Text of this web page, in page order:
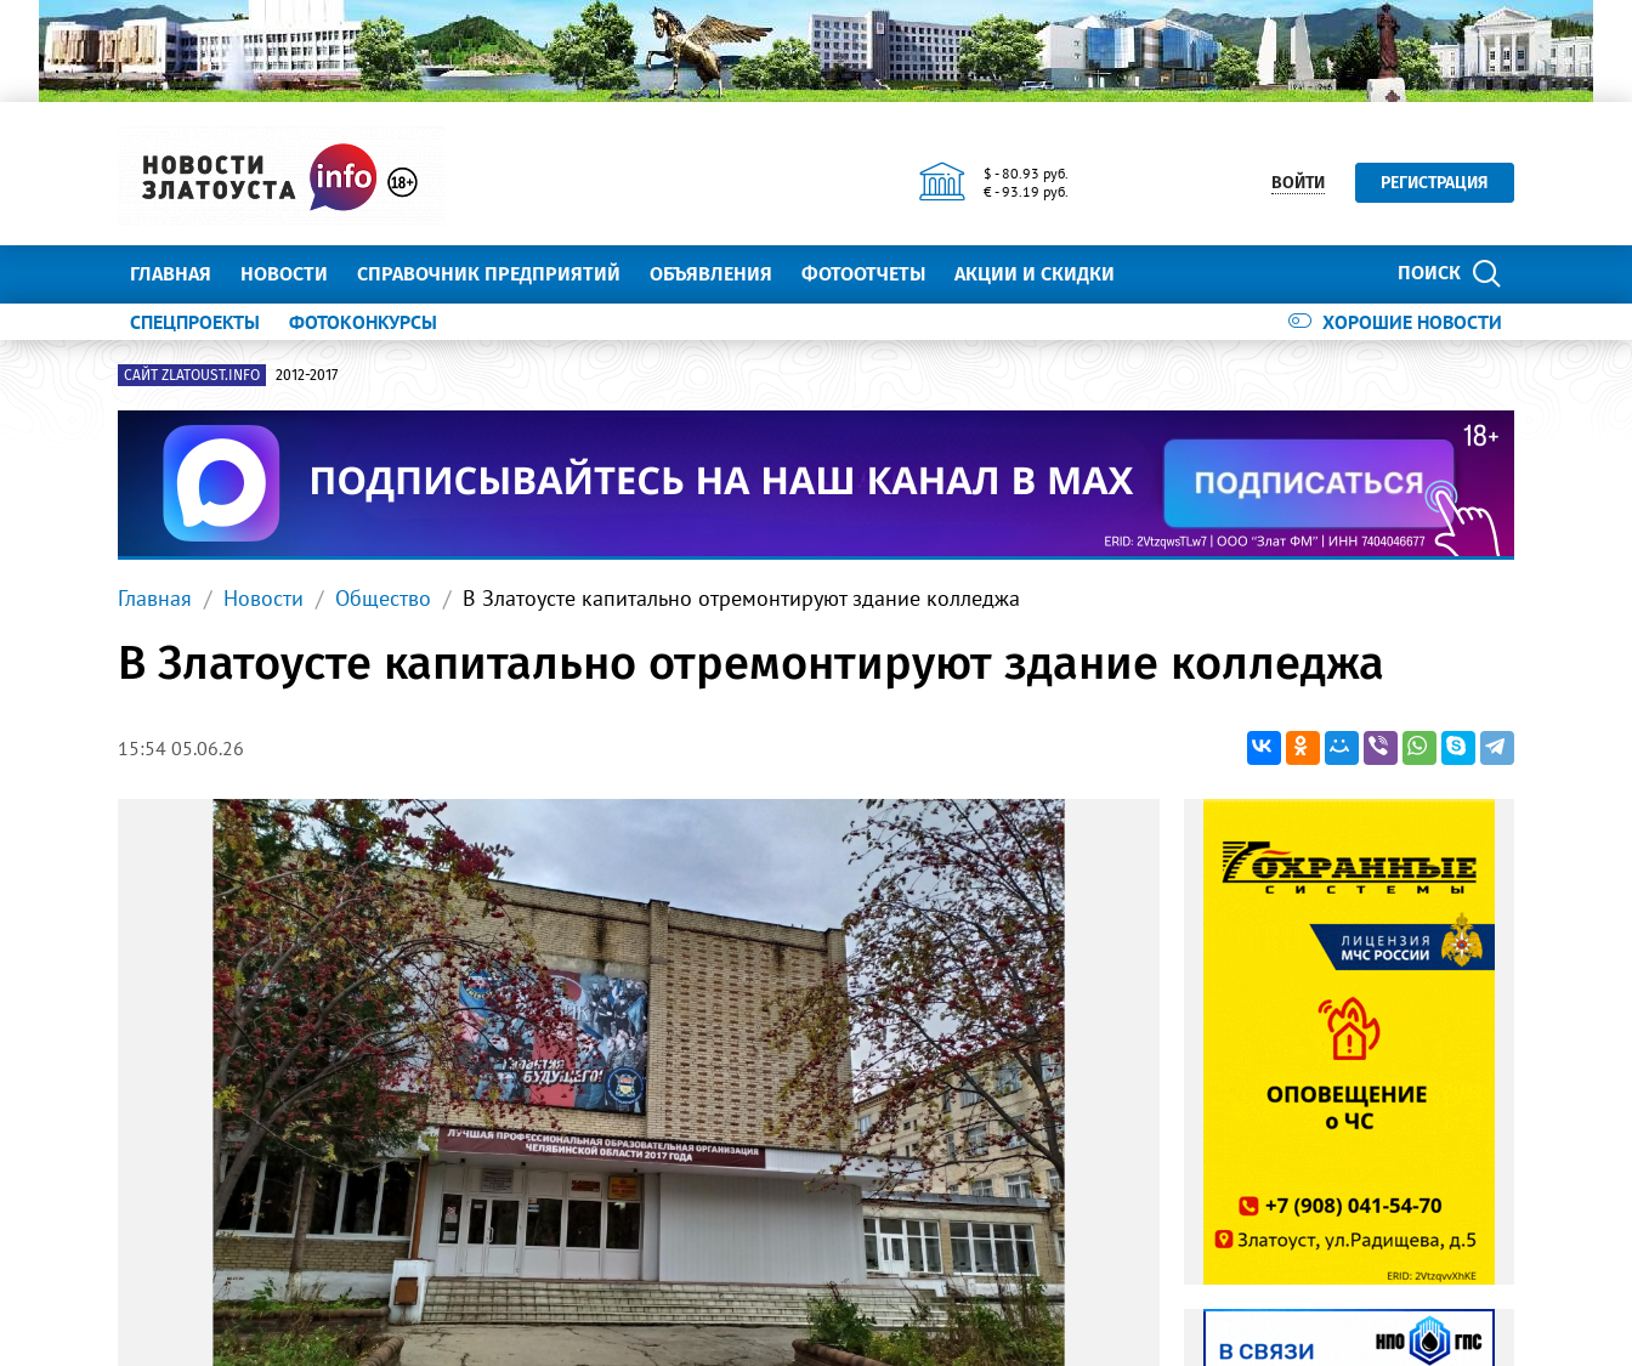
$ - 80.93 руб.
€ - 93.19 руб.
ВОЙТИ РЕГИСТРАЦИЯ
ПОИСК
ГЛАВНАЯ НОВОСТИ СПРАВОЧНИК ПРЕДПРИЯТИЙ ОБЪЯВЛЕНИЯ ФОТООТЧЕТЫ АКЦИИ И СКИДКИ
ХОРОШИЕ НОВОСТИ
СПЕЦПРОЕКТЫ ФОТОКОНКУРСЫ
САЙТ ZLATOUST.INFO 2012-2017
Главная Новости Общество В Златоусте капитально отремонтируют здание колледжа
В Златоусте капитально отремонтируют здание колледжа
15:54 05.06.26